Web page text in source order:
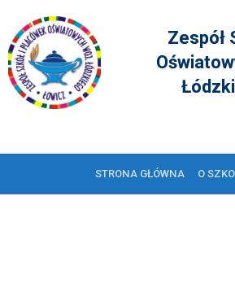
Zespół
STRONA GŁÓWNA O